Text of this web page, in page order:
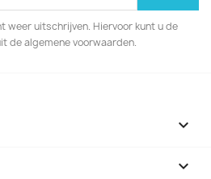
weer uitschrijven. Hiervoor kunt u de
de algemene voorwaarden.

